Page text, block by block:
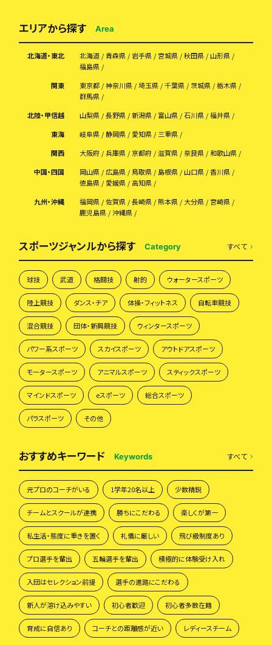
エリアから探す Area
北海道・東北 北海道 青森県 岩手県 宮城県 秋田県
山形県
福島県
関東
東京都 神奈川県 埼玉県 千葉県 茨城県
栃木県
群馬県
北陸・甲信越
山梨県 長野県 新潟県 富山県 石川県
福井県
東海
岐阜県 静岡県 愛知県
三重県
関西
大阪府 兵庫県 京都府 滋賀県 奈良県
和歌山県
中国・四国
岡山県 広島県 鳥取県 島根県 山口県
香川県
徳島県
愛媛県
高知県
九州・沖縄
福岡県 佐賀県 長崎県 熊本県 大分県
宮崎県
鹿児島県
沖縄県
スポーツジャンルから探す Category すべて
球技 武道 格闘技 射的 ウォータースポーツ
陸上競技 ダンス・チア 体操・フィットネス 自転車競技
混合競技 団体・新興競技 ウィンタースポーツ
パワー系スポーツ スカイスポーツ アウトドアスポーツ
モータースポーツ アニマルスポーツ スティックスポーツ
マインドスポーツ eスポーツ 総合スポーツ
パラスポーツ その他
おすすめキーワード Keywords すべて
元プロのコーチがいる 1学年20名以上 少数精鋭
チームとスクールが連携 勝ちにこだわる 楽しくが第一
私生活・態度に重きを置く 礼儀に厳しい 飛び級制度あり
プロ選手を輩出 五輪選手を輩出 積極的に体験受け入れ
入団はセレクション前提 選手の進路にこだわる
新人が溶け込みやすい 初心者歓迎 初心者多数在籍
育成に自信あり コーチとの距離感が近い レディースチーム